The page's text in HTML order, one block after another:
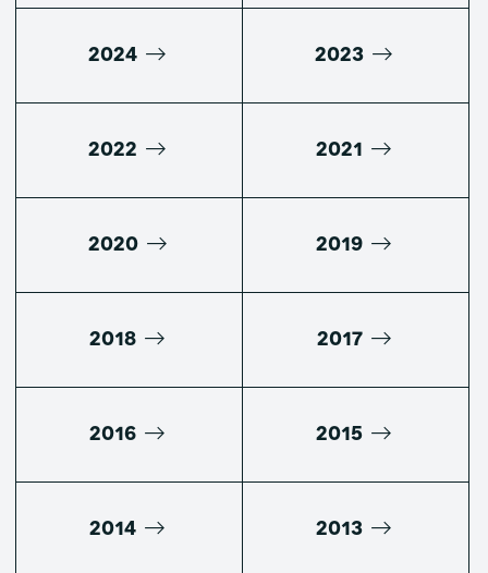
2024 2023
2022 2021
2020 2019
2018 2017
2016 2015
2014 2013